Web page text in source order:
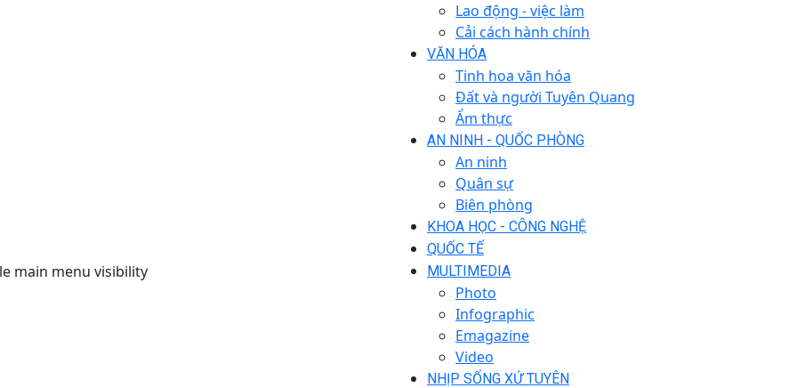
main menu visibility
Lao động - việc làm
Cải cách hành chính
VĂN HÓA
Tinh hoa văn hóa
Đất và người Tuyên Quang
Ẩm thực
AN NINH - QUỐC PHÒNG
An ninh
Quân sự
Biên phòng
KHOA HỌC - CÔNG NGHỆ
QUỐC TẾ
MULTIMEDIA
Photo
Infographic
Emagazine
Video
NHỊP SỐNG XỨ TUYÊN